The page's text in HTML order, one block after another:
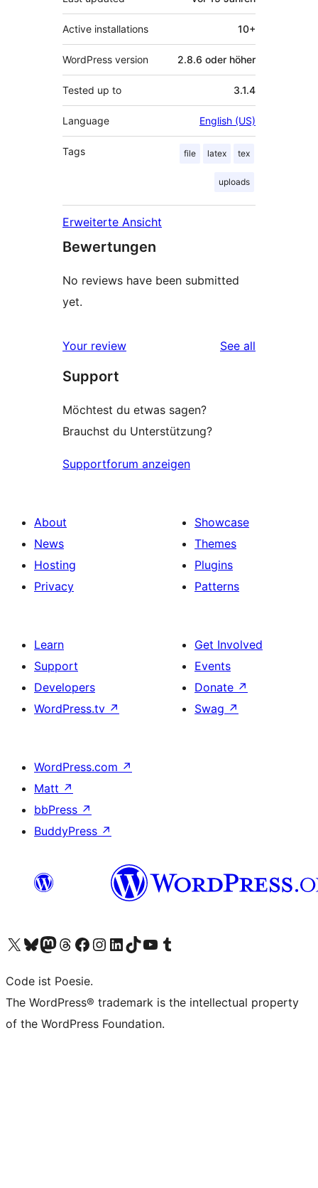
Active installations 10+
WordPress version 2.8.6 oder höher
Tested up to 3.1.4
Language English (US)
Tags file latex tex
uploads
Erweiterte Ansicht
Bewertungen
No reviews have been submitted
yet.
Your review See all
Support
Möchtest du etwas sagen?
Brauchst du Unterstützung?
Supportforum anzeigen
About
News
Hosting
Privacy
Showcase
Themes
Plugins
Patterns
Learn
Support
Developers
WordPress.tv ↗
Get Involved
Events
Donate ↗
Swag ↗
WordPress.com ↗
Matt ↗
bbPress ↗
BuddyPress ↗
Visit our X (formerly Twitter) account
Visit our Bluesky account
Visit our Mastodon account
Visit our Threads account
Visit our Facebook page
Visit our Instagram account
Visit our LinkedIn account
Visit our TikTok account
Visit our YouTube channel
Visit our Tumblr account
Code ist Poesie.
The WordPress® trademark is the intellectual property
of the WordPress Foundation.